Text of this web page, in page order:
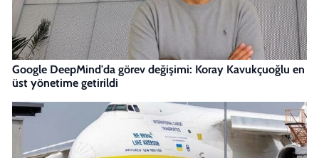
Google DeepMind'da görev değişimi: Koray Kavukçuoğlu en
üst yönetime getirildi